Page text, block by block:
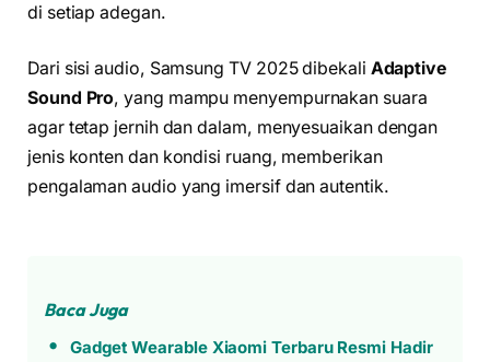
di setiap adegan.
Dari sisi audio, Samsung TV 2025 dibekali Adaptive
Sound Pro, yang mampu menyempurnakan suara
agar tetap jernih dan dalam, menyesuaikan dengan
jenis konten dan kondisi ruang, memberikan
pengalaman audio yang imersif dan autentik.
Baca Juga
Gadget Wearable Xiaomi Terbaru Resmi Hadir